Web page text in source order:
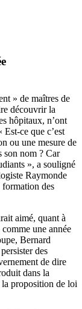
» de maîtres de
découvrir la
hôpitaux, n’ont
Est-ce que c’est
ou une mesure de
son nom ? Car
», a souligné
Raymonde
des
aimé, quant à
une année
Bernard
des
de dire
dans la
la proposition de loi